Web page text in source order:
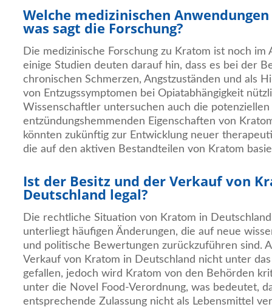
Welche medizinischen
was sagt die Forschung?
Die medizinische Forschung zu Kratom ist noch im
einige Studien deuten darauf hin, dass es bei der
chronischen Schmerzen, Angstzuständen und als
von Entzugssymptomen bei Opiatabhängigkeit
Wissenschaftler untersuchen auch die
entzündungshemmenden Eigenschaften von
könnten zukünftig zur Entwicklung neuer
die auf den aktiven Bestandteilen von Kratom
Ist der Besitz und der Verkauf von
Deutschland legal?
Die rechtliche Situation von Kratom in
unterliegt häufigen Änderungen, die auf neue
und politische Bewertungen zurückzuführen sind.
Verkauf von Kratom in Deutschland nicht unter
gefallen, jedoch wird Kratom von den Behörden
unter die Novel Food-Verordnung, was bedeutet,
entsprechende Zulassung nicht als Lebensmittel